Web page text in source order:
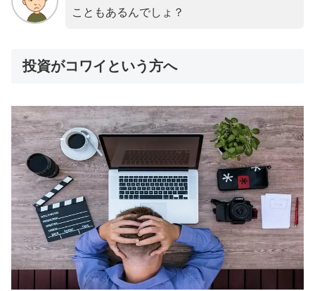
こともあるんでしょ？
投資がコワイという方へ